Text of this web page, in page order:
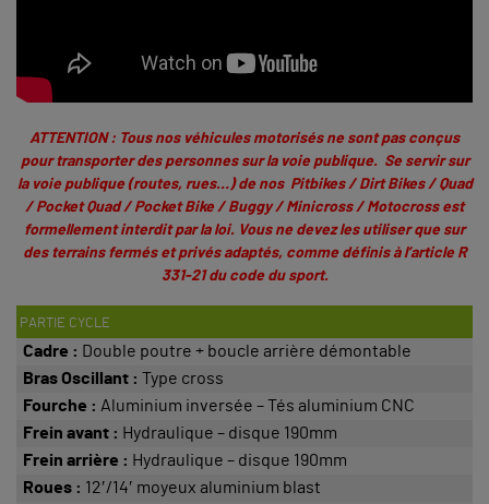
ATTENTION : Tous nos véhicules motorisés ne sont pas conçus
pour transporter des personnes sur la voie publique. Se servir sur
la voie publique (routes, rues…) de nos Pitbikes / Dirt Bikes / Quad
/ Pocket Quad / Pocket Bike / Buggy / Minicross / Motocross est
formellement interdit par la loi. Vous ne devez les utiliser que sur
des terrains fermés et privés adaptés, comme définis à l’article R
331-21 du code du sport.
PARTIE CYCLE
Cadre : Double poutre + boucle arrière démontable
Bras Oscillant : Type cross
Fourche : Aluminium inversée – Tés aluminium CNC
Frein avant : Hydraulique – disque 190mm
Frein arrière : Hydraulique – disque 190mm
Roues : 12′/14′ moyeux aluminium blast